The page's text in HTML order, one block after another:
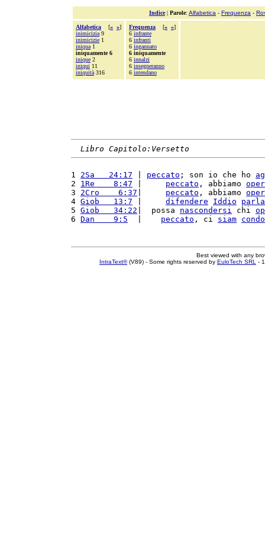
Indice| Parole: Alfabetica - Frequenza -
Alfabetica [« »]
inimicizia 9
inimicizie 1
iniqua 1
iniquamente 6
inique 2
iniqui 11
iniquità 316
Frequenza [« »]
6 infrante
6 infranti
6 ingannato
6 iniquamente
6 innalzi
6 insegneranno
6 intendano
Libro Capitolo:Versetto
1 2Sa   24:17 peccato ; son io che ho
2 1Re    8:47 peccato , abbiamo
3 2Cro    6:37 peccato , abbiamo
4 Giob   13:7 difendere Iddio
5 Giob   34:22 |  possa nascondersi chi
6 Dan    9:5 peccato , ci siam
Best viewed with any
IntraText®(V89) - Some rights reserved by EuloTech SRL -